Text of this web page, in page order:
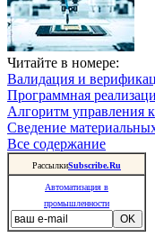
Читайте в номере:
Валидация и
Программная
Алгоритм управления
Сведение
Все содержание
РассылкиSubscribe.Ru
Автоматизация в
промышленности